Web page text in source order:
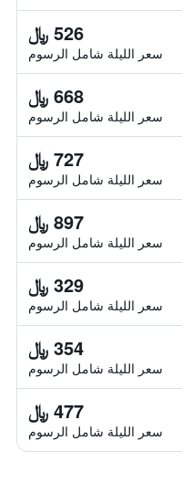
526 ﷼
سعر الليلة شامل الرسوم
668 ﷼
سعر الليلة شامل الرسوم
727 ﷼
سعر الليلة شامل الرسوم
897 ﷼
سعر الليلة شامل الرسوم
329 ﷼
سعر الليلة شامل الرسوم
354 ﷼
سعر الليلة شامل الرسوم
477 ﷼
سعر الليلة شامل الرسوم